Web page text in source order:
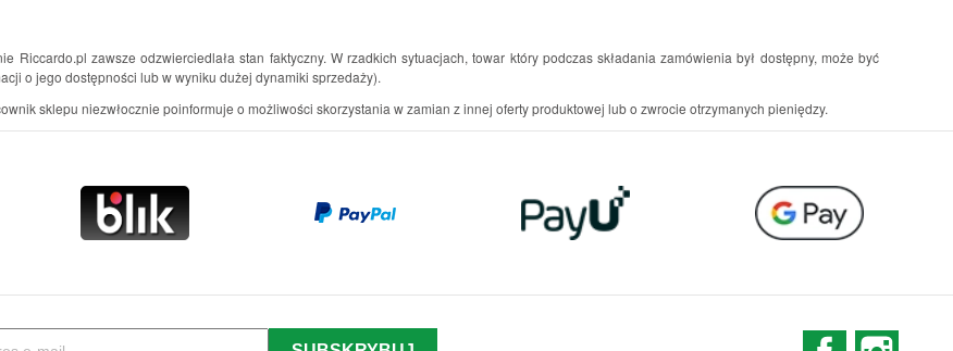
Riccardo.pl zawsze odzwierciedlała stan faktyczny. W rzadkich sytuacjach, towar który podczas składania zamówienia był dostępny, może być
o jego dostępności lub w wyniku dużej dynamiki sprzedaży).
sklepu niezwłocznie poinformuje o możliwości skorzystania w zamian z innej oferty produktowej lub o zwrocie otrzymanych pieniędzy.
Facebook